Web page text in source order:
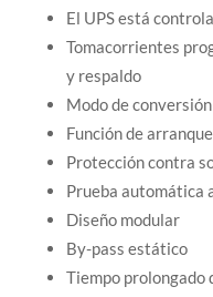
El UPS está
Tomacorrientes
y respaldo
Modo de
Función de
Protección contra
Prueba automática
Diseño modular
By-pass estático
Tiempo prolongado